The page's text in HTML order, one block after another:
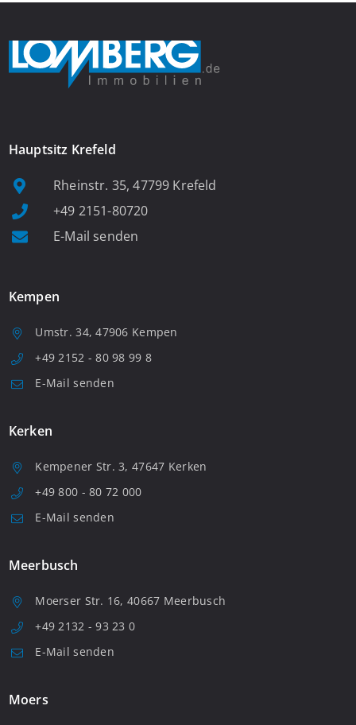
Hauptsitz Krefeld
Rheinstr. 35, 47799 Krefeld
+49 2151-80720
E-Mail senden
Kempen
Umstr. 34, 47906 Kempen
+49 2152 - 80 98 99 8
E-Mail senden
Kerken
Kempener Str. 3, 47647 Kerken
+49 800 - 80 72 000
E-Mail senden
Meerbusch
Moerser Str. 16, 40667 Meerbusch
+49 2132 - 93 23 0
E-Mail senden
Moers